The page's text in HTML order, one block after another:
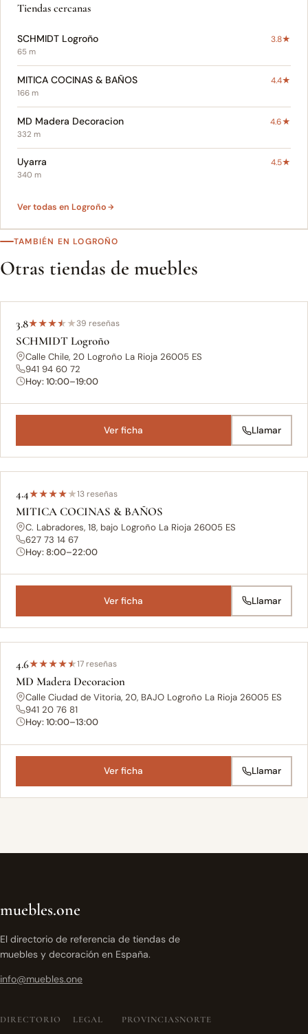
Tiendas cercanas
SCHMIDT Logroño 3.8★
65 m
MITICA COCINAS & BAÑOS 4.4★
166 m
MD Madera Decoracion 4.6★
332 m
Uyarra 4.5★
340 m
Ver todas en Logroño
TAMBIÉN EN LOGROÑO
Otras tiendas de muebles
3.8★★★★★39 reseñas
SCHMIDT Logroño
Calle Chile, 20 Logroño La Rioja 26005 ES
941 94 60 72
Hoy: 10:00–19:00
Ver ficha Llamar
4.4★★★★★13 reseñas
MITICA COCINAS & BAÑOS
C. Labradores, 18, bajo Logroño La Rioja 26005 ES
627 73 14 67
Hoy: 8:00–22:00
Ver ficha Llamar
4.6★★★★★17 reseñas
MD Madera Decoracion
Calle Ciudad de Vitoria, 20, BAJO Logroño La Rioja 26005 ES
941 20 76 81
Hoy: 10:00–13:00
Ver ficha Llamar
muebles.one
El directorio de referencia de tiendas de
muebles y decoración en España.
info@muebles.one
DIRECTORIO LEGAL PROVINCIASNORTE